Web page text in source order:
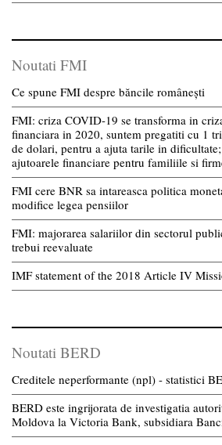
Noutati FMI
Ce spune FMI despre băncile românești
FMI: criza COVID-19 se transforma in
financiara in 2020, suntem pregatiti cu 1
de dolari, pentru a ajuta tarile in
ajutoarele financiare pentru familiile si
FMI cere BNR sa intareasca politica
modifice legea pensiilor
FMI: majorarea salariilor din sectorul
trebui reevaluate
IMF statement of the 2018 Article IV
Noutati BERD
Creditele neperformante (npl) - statistici
BERD este ingrijorata de investigatia
Moldova la Victoria Bank, subsidiara